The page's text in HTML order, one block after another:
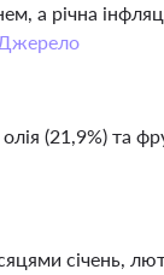
а річна
(21,9%) та
січень,